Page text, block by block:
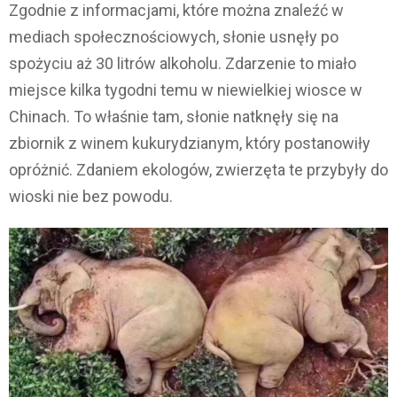
Zgodnie z informacjami, które można znaleźć w
mediach społecznościowych, słonie usnęły po
spożyciu aż 30 litrów alkoholu. Zdarzenie to miało
miejsce kilka tygodni temu w niewielkiej wiosce w
Chinach. To właśnie tam, słonie natknęły się na
zbiornik z winem kukurydzianym, który postanowiły
opróżnić. Zdaniem ekologów, zwierzęta te przybyły do
wioski nie bez powodu.